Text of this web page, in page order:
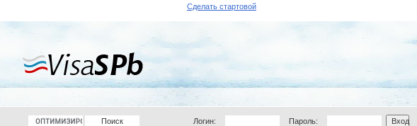
Сделать стартовой
Логин: Пароль: Вход